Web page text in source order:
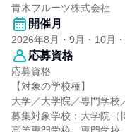
青木フルーツ株式会社
開催月
2026年8月・9月・10月
応募資格
応募資格
【対象の学校種】
大学／大学院／専門学校
募集対象学校：大学院（